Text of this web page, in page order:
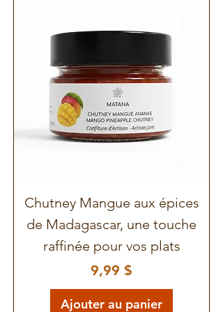
Chutney Mangue aux épices
de Madagascar, une touche
raffinée pour vos plats
Prix
9,99 $
Ajouter au panier